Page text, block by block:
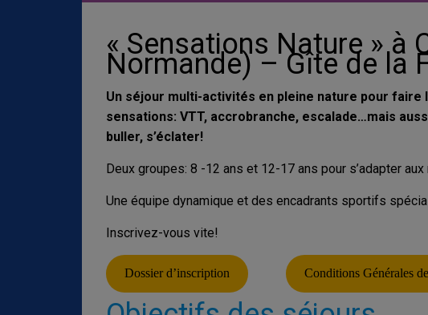
« Sensations Nature » à
Normande) – Gîte de la
Un séjour multi-activités en pleine nature pour faire
sensations: VTT, accrobranche, escalade…mais
buller, s’éclater!
Deux groupes: 8 -12 ans et 12-17 ans pour s’adapter
Une équipe dynamique et des encadrants sportifs
Inscrivez-vous vite!
Dossier d’inscription Conditions Générales